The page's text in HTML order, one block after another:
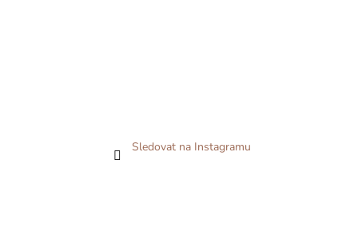
Sledovat na Instagramu